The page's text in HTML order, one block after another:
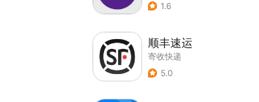
1.6
顺丰速运
寄收快递
5.0